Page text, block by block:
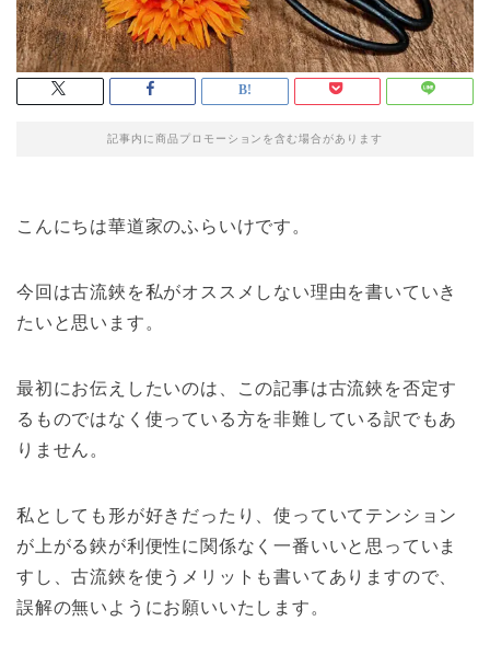
記事内に商品プロモーションを含む場合があります
こんにちは華道家のふらいけです。
今回は古流鋏を私がオススメしない理由を書いていき
たいと思います。
最初にお伝えしたいのは、この記事は古流鋏を否定す
るものではなく使っている方を非難している訳でもあ
りません。
私としても形が好きだったり、使っていてテンション
が上がる鋏が利便性に関係なく一番いいと思っていま
すし、古流鋏を使うメリットも書いてありますので、
誤解の無いようにお願いいたします。